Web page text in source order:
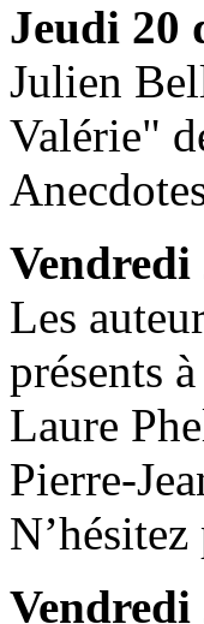
Jeudi 20
Julien
Valérie"
Vendredi
Les
présents
Laure
Pierre-
Vendredi